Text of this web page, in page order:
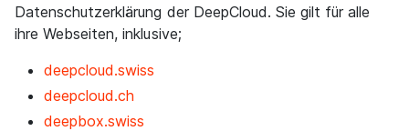
Datenschutzerklärung der DeepCloud. Sie gilt für alle
ihre Webseiten, inklusive;
deepcloud.swiss
deepcloud.ch
deepbox.swiss